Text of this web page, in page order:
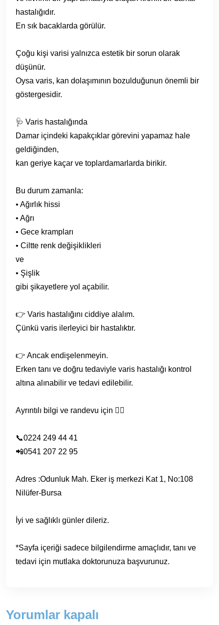
hastalığıdır.
En sık bacaklarda görülür.
Çoğu kişi varisi yalnızca estetik bir sorun olarak
düşünür.
Oysa varis, kan dolaşımının bozulduğunun önemli bir
göstergesidir.
🩺 Varis hastalığında
Damar içindeki kapakçıklar görevini yapamaz hale
geldiğinden,
kan geriye kaçar ve toplardamarlarda birikir.
Bu durum zamanla:
• Ağırlık hissi
• Ağrı
• Gece krampları
• Ciltte renk değişiklikleri
ve
• Şişlik
gibi şikayetlere yol açabilir.
👉 Varis hastalığını ciddiye alalım.
Çünkü varis ilerleyici bir hastalıktır.
👉 Ancak endişelenmeyin.
Erken tanı ve doğru tedaviyle varis hastalığı kontrol
altına alınabilir ve tedavi edilebilir.
Ayrıntılı bilgi ve randevu için 👇🏻
📞0224 249 44 41
📲0541 207 22 95
Adres :Odunluk Mah. Eker iş merkezi Kat 1, No:108
Nilüfer-Bursa
İyi ve sağlıklı günler dileriz.
*Sayfa içeriği sadece bilgilendirme amaçlıdır, tanı ve
tedavi için mutlaka doktorunuza başvurunuz.
Yorumlar kapalı